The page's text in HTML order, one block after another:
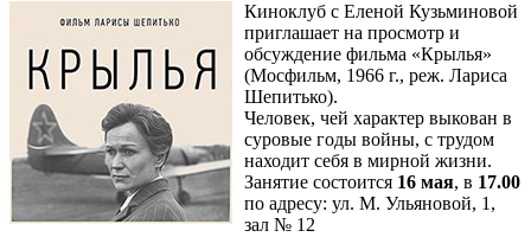
Киноклуб с Еленой Кузьминовой
приглашает на просмотр и
обсуждение фильма «Крылья»
(Мосфильм, 1966 г., реж. Лариса
Шепитько).
Человек, чей характер выкован в
суровые годы войны, с трудом
находит себя в мирной жизни.
Занятие состоится 16 мая, в 17.00
по адресу: ул. М. Ульяновой, 1,
зал № 12